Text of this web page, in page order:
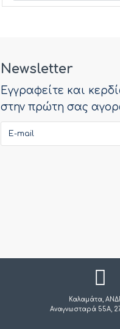
Newsletter
Εγγραφείτε και
στην πρώτη σας
Καλαμάτα,
Αναγνωσταρά 55Α,